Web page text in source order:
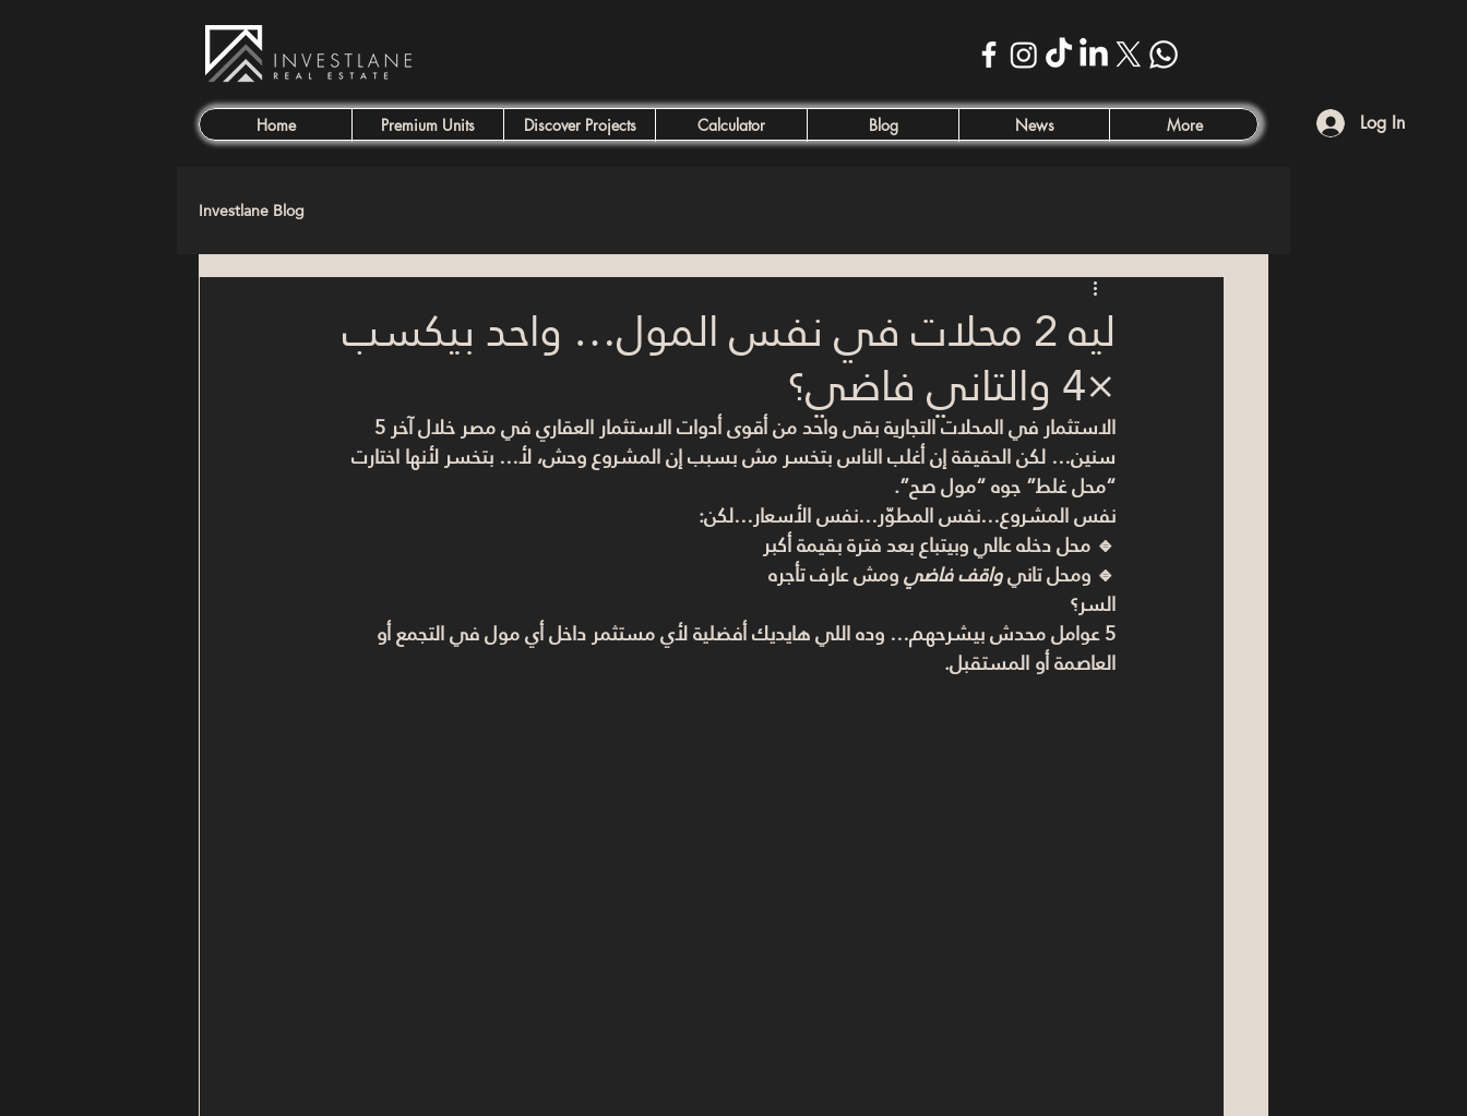
Home Premium Units Discover Projects Calculator Blog News More Log In
Investlane Blog
ليه 2 محلات في نفس المول… واحد بيكسب
×4 والتاني فاضي؟
الاستثمار في المحلات التجارية بقى واحد من أقوى أدوات الاستثمار العقاري في مصر
سنين… لكن الحقيقة إن أغلب الناس بتخسر مش بسبب إن المشروع وحش، لأ… بتخسر لأنها اختارت
“محل غلط” جوه “مول صح”.
نفس المشروع…نفس المطوّر…نفس الأسعار…لكن:
🔹 محل دخله عالي وبيتباع بعد فترة بقيمة أكبر
🔹 ومحل تاني واقف فاضي ومش عارف تأجره
السر؟
5 عوامل محدش بيشرحهم…
وده اللي هايديك أفضلية لأي مستثمر داخل أي مول في التجمع أو
العاصمة أو المستقبل.